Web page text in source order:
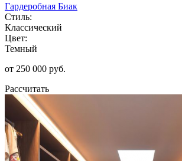
Гардеробная Биак
Стиль:
Классический
Цвет:
Темный
от 250 000 руб.
Рассчитать